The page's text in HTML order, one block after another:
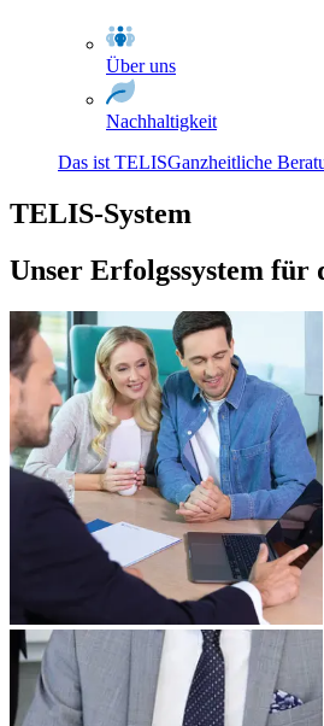
Über uns
Nachhaltigkeit
Das ist TELISGanzheitliche
TELIS-System
Unser Erfolgssystem für